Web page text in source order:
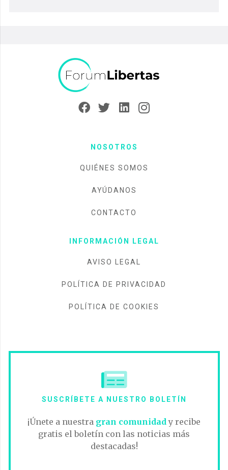
NOSOTROS
QUIÉNES SOMOS
AYÚDANOS
CONTACTO
INFORMACIÓN LEGAL
AVISO LEGAL
POLÍTICA DE PRIVACIDAD
POLÍTICA DE COOKIES
SUSCRÍBETE A NUESTRO BOLETÍN
¡Únete a nuestra gran comunidady recibe
gratis el boletín con las noticias más
destacadas!